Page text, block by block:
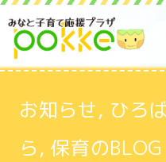
お知らせ, ひろ
ら,保育のBLOG